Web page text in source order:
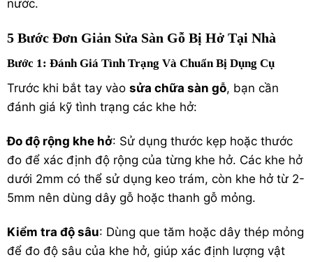
nước.
5 Bước Đơn Giản Sửa Sàn Gỗ Bị Hở Tại Nhà
Bước 1: Đánh Giá Tình Trạng Và Chuẩn Bị Dụng Cụ
Trước khi bắt tay vào sửa chữa sàn gỗ, bạn cần
đánh giá kỹ tình trạng các khe hở:
Đo độ rộng khe hở: Sử dụng thước kẹp hoặc thước
đo để xác định độ rộng của từng khe hở. Các khe hở
dưới 2mm có thể sử dụng keo trám, còn khe hở từ 2-
5mm nên dùng dây gỗ hoặc thanh gỗ mỏng.
Kiểm tra độ sâu: Dùng que tăm hoặc dây thép mỏng
để đo độ sâu của khe hở, giúp xác định lượng vật